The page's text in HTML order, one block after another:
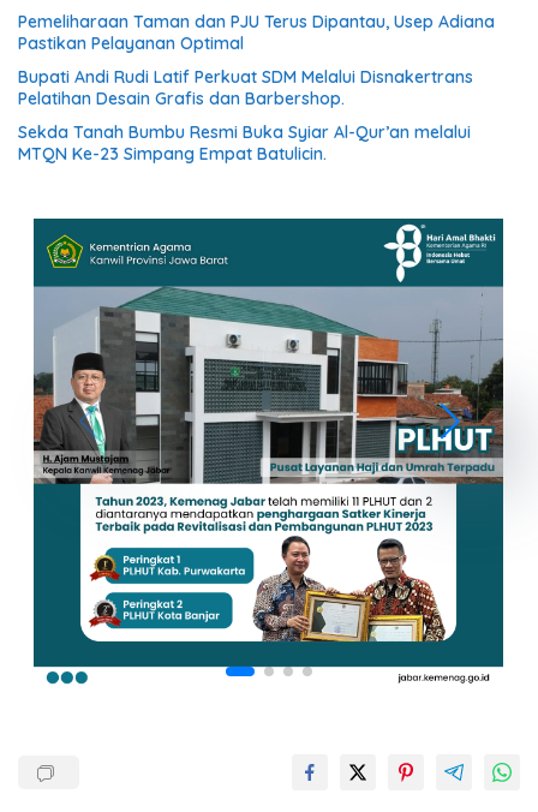
Pemeliharaan Taman dan PJU Terus Dipantau, Usep Adiana
Pastikan Pelayanan Optimal
Bupati Andi Rudi Latif Perkuat SDM Melalui Disnakertrans
Pelatihan Desain Grafis dan Barbershop.
Sekda Tanah Bumbu Resmi Buka Syiar Al-Qur’an melalui
MTQN Ke-23 Simpang Empat Batulicin.